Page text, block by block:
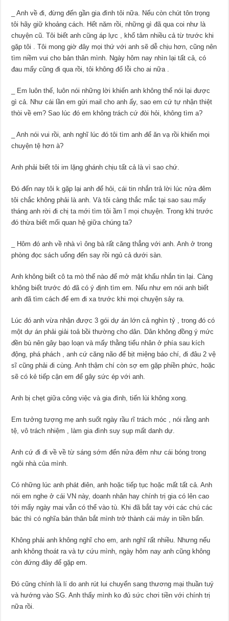
_ Anh về đi, đừng đến gần gia đình tôi nữa. Nếu còn chút tôn trọng
tôi hãy giữ khoảng cách. Hết năm rồi, những gì đã qua coi như là
chuyện cũ. Tôi biết anh cũng áp lực , khổ tâm nhiều cả từ trước khi
gặp tôi . Tôi mong giờ đây mọi thứ với anh sẽ dễ chịu hơn, cũng nên
tìm niềm vui cho bản thân mình. Ngày hôm nay nhìn lại tất cả, có
đau mấy cũng đi qua rồi, tôi không đổ lỗi cho ai nữa .
_ Em luôn thế, luôn nói những lời khiến anh không thể nói lại được
gì cả. Như cái lần em gửi mail cho anh ấy, sao em cứ tự nhận thiệt
thòi về em? Sao lúc đó em không trách cứ đòi hỏi, không tìm a?
_ Anh nói vui rồi, anh nghĩ lúc đó tôi tìm anh để ăn vạ rồi khiến mọi
chuyện tệ hơn à?
Anh phải biết tôi im lặng ghánh chịu tất cả là vì sao chứ.
Đó đến nay tôi k gặp lại anh để hỏi, cái tin nhắn trả lời lúc nửa đêm
tôi chắc không phải là anh. Và tôi càng thắc mắc tại sao sau mấy
tháng anh rời đi chị ta mới tìm tôi ầm ĩ mọi chuyện. Trong khi trước
đó thừa biết mối quan hệ giữa chúng ta?
_ Hôm đó anh về nhà vì ông bà rất căng thẳng với anh. Anh ở trong
phòng đọc sách uống đến say rồi ngủ cả dưới sàn.
Anh không biết cô ta mò thế nào để mở mật khẩu nhắn tin lại. Càng
không biết trước đó đã có ý định tìm em. Nếu như em nói anh biết
anh đã tìm cách để em đi xa trước khi mọi chuyện sảy ra.
Lúc đó anh vừa nhận được 3 gói dự án lớn cả nghìn tỷ , trong đó có
một dự án phải giải toả bồi thường cho dân. Dân không đồng ý mức
đền bù nên gây bạo loạn và mấy thằng tiểu nhân ở phía sau kích
động, phá phách , anh cứ căng não để bịt miệng báo chí, đi đâu 2 vệ
sĩ cũng phải đi cùng. Anh thậm chí còn sợ em gặp phiền phức, hoặc
sẽ có kẻ tiếp cận em để gây sức ép với anh.
Anh bị chẹt giữa công việc và gia đình, tiến lùi không xong.
Em tưởng tượng mẹ anh suốt ngày rầu rĩ trách móc , nói rằng anh
tệ, vô trách nhiệm , làm gia đình suy sụp mất danh dự.
Anh cứ đi đi về về từ sáng sớm đến nửa đêm như cái bóng trong
ngôi nhà của mình.
Có những lúc anh phát điên, anh hoặc tiếp tục hoặc mất tất cả. Anh
nói em nghe ở cái VN này, doanh nhân hay chính trị gia có lên cao
tới mấy ngày mai vẫn có thể vào tù. Khi đã bắt tay với các chú các
bác thì có nghĩa bản thân bắt mình trở thành cái máy in tiền bẩn.
Không phải anh không nghĩ cho em, anh nghĩ rất nhiều. Nhưng nếu
anh không thoát ra và tự cứu mình, ngày hôm nay anh cũng không
còn đứng đây để gặp em.
Đó cũng chính là lí do anh rút lui chuyển sang thương mại thuần tuý
và hướng vào SG. Anh thấy mình ko đủ sức chơi tiền với chính trị
nữa rồi.